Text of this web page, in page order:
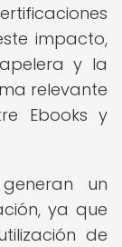
impacto,
y la
relevante
Ebooks y
un
ya que
de